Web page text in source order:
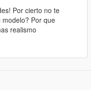
Por cierto no te
Por que
realismo